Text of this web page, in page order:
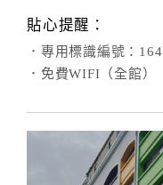
貼心提醒：
．專用標識編號：164
．免費WIFI（全館）